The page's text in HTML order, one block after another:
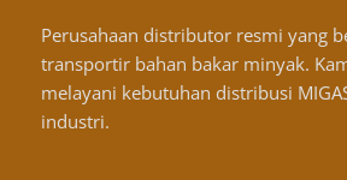
Perusahaan distributor resmi yang
transportir bahan bakar minyak.
melayani kebutuhan distribusi
industri.